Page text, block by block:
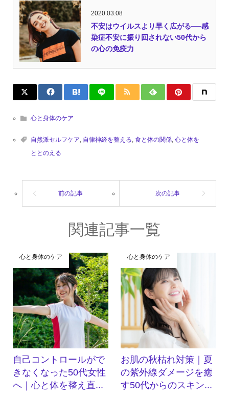
2020.03.08
不安はウイルスより早く広がる──感
染症不安に振り回されない50代から
の心の免疫力
心と身体のケア
自然派セルフケア, 自律神経を整える,食と体の関係,心と体を
ととのえる
関連記事一覧
心と身体のケア
自己コントロールがで
きなくなった50代女性
へ｜心と体を整え直...
心と身体のケア
お肌の秋枯れ対策｜夏
の紫外線ダメージを癒
す50代からのスキン...